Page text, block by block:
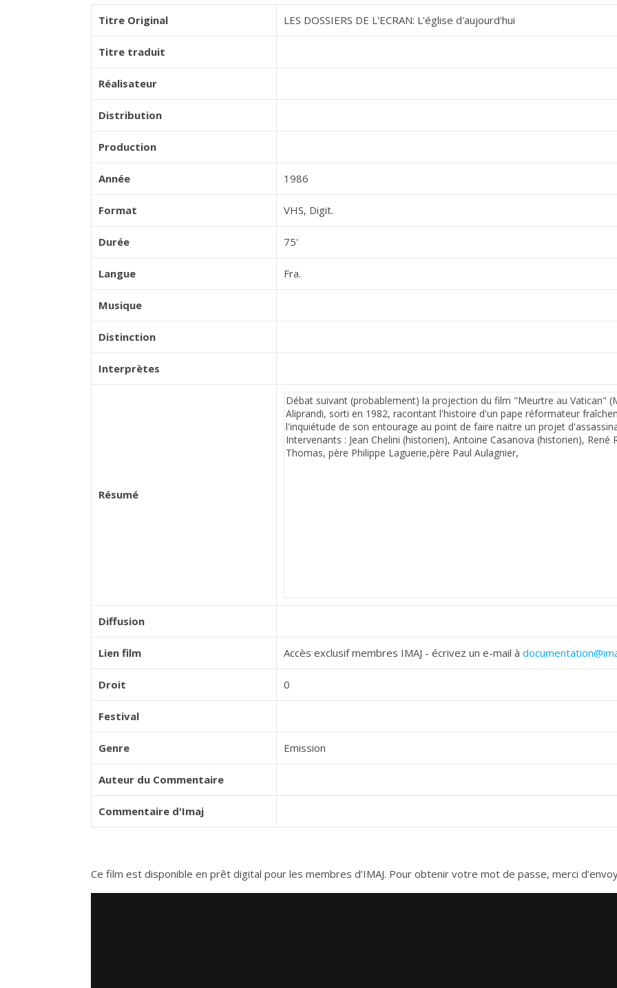
Titre Original LES DOSSIERS DE L'ECRAN: L'église d'aujourd'hui
Titre traduit
Réalisateur
Distribution
Production
Année 1986
Format VHS, Digit.
Durée 75'
Langue Fra.
Musique
Distinction
Interprètes
Résumé
Diffusion
Lien film Accès exclusif membres IMAJ - écrivez un e-mail à
Droit 0
Festival
Genre Emission
Auteur du Commentaire
Commentaire d'Imaj
Ce film est disponible en prêt digital pour les membres d’IMAJ. Pour obtenir votre mot de passe, merci